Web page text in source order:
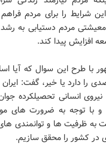
شرایط را برای مردم
مردم دستیابی به
افزایش پیدا کند.
با طرح این سوال که آیا
به رشد 8 درصدی را دارد یا خیر،
انسانی تحصیلکرده جوان
و با توجه به ضرورت های
به ظرفیت ها و توانمندی